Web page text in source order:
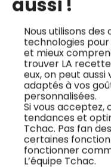
aussi !
Nous utilisons
technologies
et mieux
trouver LA
eux, on peut
adaptés à vos
personnalisées.
Si vous acceptez,
tendances et
Tchac. Pas fan
certaines
fonctionner
L’équipe Tchac.
Recette Oeuf à
Cuisson
Jean-François
Facile